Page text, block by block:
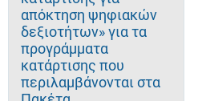
απόκτηση ψηφιακών
δεξιοτήτων» για τα
προγράμματα
κατάρτισης που
περιλαμβάνονται στα